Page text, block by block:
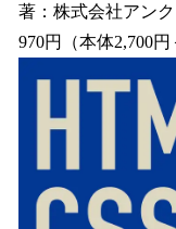
著：株式会社アン
970円（本体2,700円